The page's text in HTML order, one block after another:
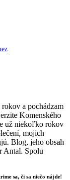
a pochádzam
Komenského
už niekoľko rokov
mojich
Blog, jeho obsah
Antal. Spolu
sa, či sa niečo nájde!